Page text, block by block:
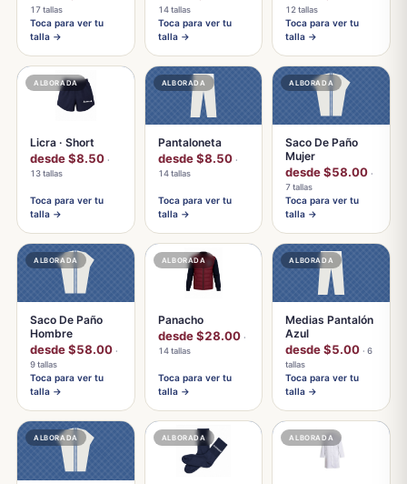
17 tallas
Toca para ver tu
talla →
14 tallas
Toca para ver tu
talla →
12 tallas
Toca para ver tu
talla →
ALBORADA
Licra · Short
desde $8.50 ·
13 tallas
Toca para ver tu
talla →
ALBORADA
Pantaloneta
desde $8.50 ·
14 tallas
Toca para ver tu
talla →
ALBORADA
Saco De Paño
Mujer
desde $58.00 ·
7 tallas
Toca para ver tu
talla →
ALBORADA
Saco De Paño
Hombre
desde $58.00 ·
9 tallas
Toca para ver tu
talla →
ALBORADA
Panacho
desde $28.00 ·
14 tallas
Toca para ver tu
talla →
ALBORADA
Medias Pantalón
Azul
desde $5.00 · 6
tallas
Toca para ver tu
talla →
ALBORADA ALBORADA ALBORADA